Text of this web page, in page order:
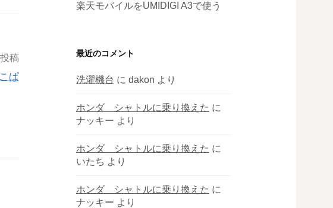
稿
ぱ
楽天モバイルをUMIDIGI A3で使う
最近のコメント
洗濯機台 に dakon より
ホンダ シャトルに乗り換えた に
ナッキー より
ホンダ シャトルに乗り換えた に
いたち より
ホンダ シャトルに乗り換えた に
ナッキー より